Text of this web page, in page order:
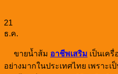
21
ธ.ค.
ขายน้ำส้ม อาชีพเสริม เป็นเค
อย่างมากในประเทศไทย เพราะ